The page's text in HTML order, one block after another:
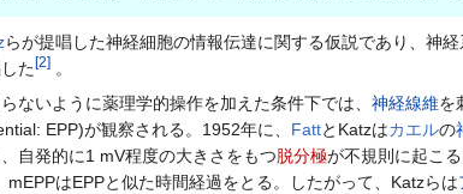
らが提唱した神経細胞の情報伝達に関する仮説であり、神
た[2] 。
ないように薬理学的操作を加えた条件下では、 神経線維を
EPP)が観察される。1952年に、 FattとKatzはカエルの
自発的に1 mV程度の大きさをもつ脱分極が不規則に起こる
mEPPはEPPと似た時間経過をとる。したがって、Katzらは